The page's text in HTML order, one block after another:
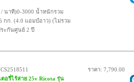
/ นาที)0-3000 น้ำหนักรวม
กก. (4.0 แอมป์อาว) (ไม่รวม
ะกันศูนย์ 2 ปี
ตอรี่ไร้สาย 25v Ricota รุ่น
ราคา: 7,790.00